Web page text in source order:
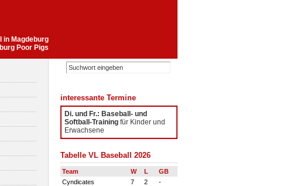
in Magdeburg
Poor Pigs
interessante Termine
Di. und Fr.: Baseball- und
Softball-Training für Kinder und
Erwachsene
Tabelle VL Baseball 2026
Team W L
GB
Cyndicates
7 2
-